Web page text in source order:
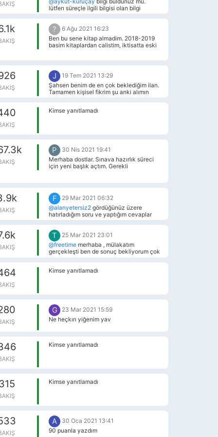
lütfen süreçle ilgili bilgisi olan bilgi
?
6 Ağu 2021 16:23
Ben bu sene kitap almadim. 2018-2019
basim kitaplardan calistim, iktisatta eski
elinizde olan kitaplarin yeni basimlarini
almaniza, yeni yeni kaynaklar aramaniza
gerek yok bence.
J
19 Tem 2021 13:29
Şahsen benim de en çok beklediğim ilan.
Tamamen kişisel fikrim şu anki alımın
aralıkta ilana çıkacaklarğını
Kimse yanıtlamadı
P
30 Nis 2021 19:41
Merhaba dostlar. Sınava hazırlık süreci
için yeni başlık açtım. Gerekli
https://forum.tercihiniyap.net/topic/7298/10-
temmuz-2021-kaymakam-adaylığı-
yazılı-sınavı
F
29 Mar 2021 06:32
@alanyetersiz2 gördüğünüz üzere
hatırladığım soru ve yaptığım cevaplar
🙂 evet 5018 kuruluşların hmbnin bağlı
kuruluşu olduğu için olduğu gib var
T
25 Mar 2021 23:01
@freetime merhaba , mülakatım
gerçekleşti ben de sonuç bekliyorum çok
mı öğrenebilir miyim
Kimse yanıtlamadı
G
23 Mar 2021 15:59
Ne heçkırı yiğenim yav
Kimse yanıtlamadı
Kimse yanıtlamadı
A
30 Oca 2021 13:41
90 puanla yazdım